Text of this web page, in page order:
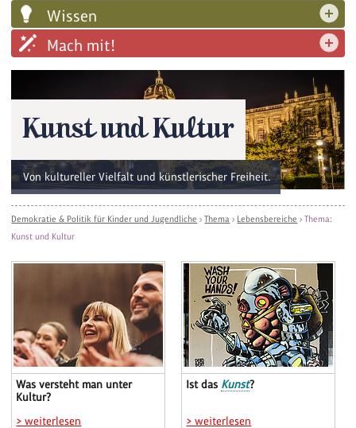
Wissen
Mach mit!
Kunst und Kultur
Von kultureller Vielfalt und künstlerischer Freiheit.
Demokratie & Politik für Kinder und Jugendliche ›Thema › Lebensbereiche ›Thema:
Kunst und Kultur
Was versteht man unter
Kultur?
> weiterlesen
Ist das Kunst?
> weiterlesen